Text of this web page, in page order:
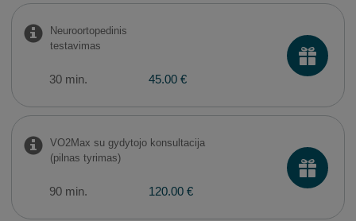
Neuroortopedinis
testavimas
30 min. 45.00 €
VO2Max su gydytojo konsultacija
(pilnas tyrimas)
90 min. 120.00 €